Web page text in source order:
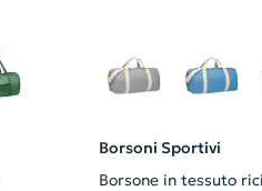
Borsoni Sportivi
Borsone in tessuto